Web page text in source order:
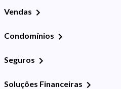
Vendas
Condomínios
Seguros
Soluções Financeiras